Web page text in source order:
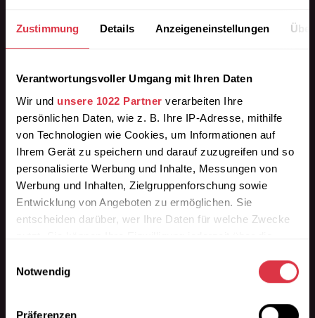
Zustimmung Details Anzeigeneinstellungen
Verantwortungsvoller Umgang mit Ihren Daten
Wir und unsere 1022 Partner verarbeiten Ihre
persönlichen Daten, wie z. B. Ihre IP-Adresse, mithilfe
von Technologien wie Cookies, um Informationen auf
Ihrem Gerät zu speichern und darauf zuzugreifen und so
personalisierte Werbung und Inhalte, Messungen von
Werbung und Inhalten, Zielgruppenforschung sowie
Entwicklung von Angeboten zu ermöglichen. Sie
entscheiden darüber, wer Ihre Daten für welche Zwecke
Trigger Symbol ändern oder widerrufen
Notwendig
Präferenzen
Gummigranulat in Premium-Qualität.
Finden Sie Ihre beständige Auffahrhilfe als
Auffahrrampe, Schwellenplatte, Überfahrrampe,
Überladebrücke für die Einfahrt.
Höhenstufen der Bordsteinrampe: 3cm / 4,5cm /
7,5cm / 9cm / 11cm / 15cm Höhe.